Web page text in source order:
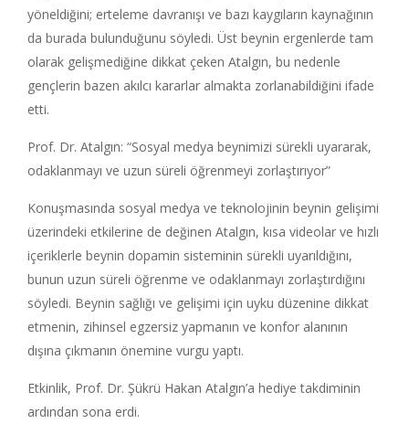
yöneldiğini; erteleme davranışı ve bazı kaygıların kaynağının
da burada bulunduğunu söyledi. Üst beynin ergenlerde tam
olarak gelişmediğine dikkat çeken Atalgın, bu nedenle
gençlerin bazen akılcı kararlar almakta zorlanabildiğini ifade
etti.
Prof. Dr. Atalgın: “Sosyal medya beynimizi sürekli uyararak,
odaklanmayı ve uzun süreli öğrenmeyi zorlaştırıyor”
Konuşmasında sosyal medya ve teknolojinin beynin gelişimi
üzerindeki etkilerine de değinen Atalgın, kısa videolar ve hızlı
içeriklerle beynin dopamin sisteminin sürekli uyarıldığını,
bunun uzun süreli öğrenme ve odaklanmayı zorlaştırdığını
söyledi. Beynin sağlığı ve gelişimi için uyku düzenine dikkat
etmenin, zihinsel egzersiz yapmanın ve konfor alanının
dışına çıkmanın önemine vurgu yaptı.
Etkinlik, Prof. Dr. Şükrü Hakan Atalgın’a hediye takdiminin
ardından sona erdi.